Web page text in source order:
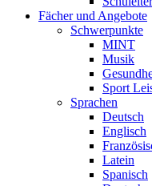
Fächer und Angebote
Schwerpunkte
MINT
Musik
Sport
Sprachen
Deutsch
Englisch
Latein
Spanisch